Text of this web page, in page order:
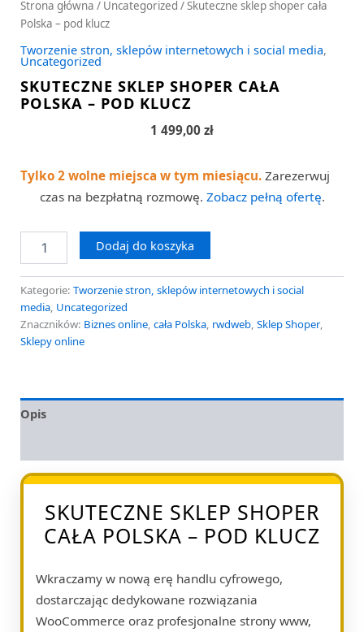
Strona główna / Uncategorized / Skuteczne sklep shoper cała
Polska – pod klucz
Tworzenie stron, sklepów internetowych i social media,
Uncategorized
SKUTECZNE SKLEP SHOPER CAŁA
POLSKA – POD KLUCZ
1 499,00 zł
Tylko 2 wolne miejsca w tym miesiącu. Zarezerwuj
czas na bezpłatną rozmowę. Zobacz pełną ofertę.
Dodaj do koszyka
Kategorie: Tworzenie stron, sklepów internetowych i social
media, Uncategorized
Znaczników: Biznes online, cała Polska, rwdweb, Sklep Shoper,
Sklepy online
Opis
SKUTECZNE SKLEP SHOPER
CAŁA POLSKA – POD KLUCZ
Wkraczamy w nową erę handlu cyfrowego,
dostarczając dedykowane rozwiązania
WooCommerce oraz profesjonalne strony www,